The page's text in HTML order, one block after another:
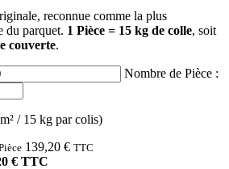
reconnue comme la plus
du parquet. 1 Pièce = 15 kg de colle, soit
couverte.
Nombre de Pièce :
/ 15 kg par colis)
139,20 € TTC
€ TTC